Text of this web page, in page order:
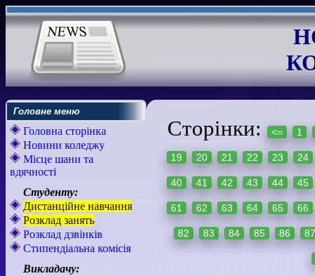
Головне меню
Головна сторінка
Новини коледжу
Місце шани та
вдячності
Студенту:
Дистанційне навчання
Розклад занять
Розклад дзвінків
Стипендіальна комісія
Викладачу:
Сторінки: <= 1
19 20 21 22 23 24
40 41 42 43 44 45
61 62 63 64 65 66
82 83 84 85 86 87